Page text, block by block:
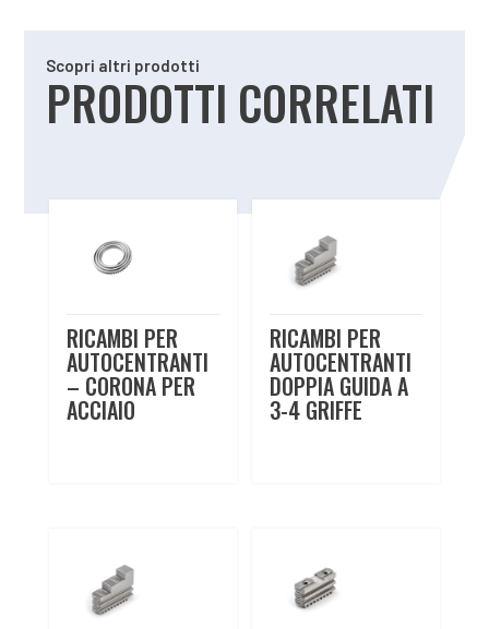
Scopri altri prodotti
PRODOTTI CORRELATI
RICAMBI PER
AUTOCENTRANTI
– CORONA PER
ACCIAIO
RICAMBI PER
AUTOCENTRANTI
DOPPIA GUIDA A
3-4 GRIFFE